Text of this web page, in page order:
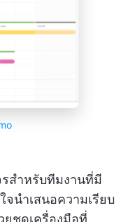
สำหรับทีมงานที่มี
นำเสนอความเรียบ
ยชุดเครื่องมือที่